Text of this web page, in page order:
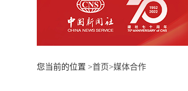
您当前的位置 >首页>媒体合作